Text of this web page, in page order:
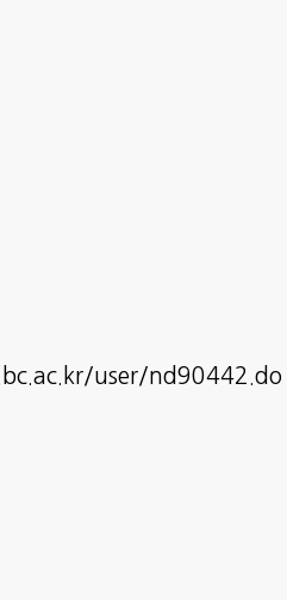
user/nd90442.do